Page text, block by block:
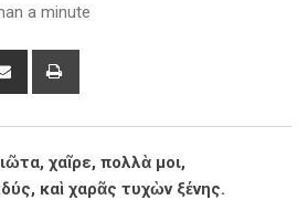
a minute
χαῖρε, πολλὰ μοι,
καὶ χαρᾶς τυχὼν ξένης.